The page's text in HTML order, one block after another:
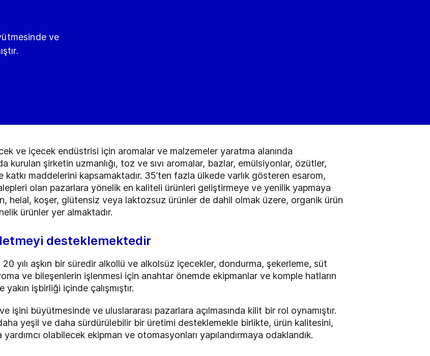
ve
ve içecek endüstrisi için aromalar ve malzemeler yaratma alanında
kurulan şirketin uzmanlığı, toz ve sıvı aromalar, bazlar, emülsiyonlar, özütler,
maddelerini kapsamaktadır. 35’ten fazla ülkede varlık gösteren esarom,
olan pazarlara yönelik en kaliteli ürünleri geliştirmeye ve yenilik yapmaya
helal, koşer, glütensiz veya laktozsuz ürünler de dahil olmak üzere, organik ürün
ürünler yer almaktadır.
desteklemektedir
yılı aşkın bir süredir alkollü ve alkolsüz içecekler, dondurma, şekerleme, süt
ve bileşenlerin işlenmesi için anahtar önemde ekipmanlar ve komple hatların
işbirliği içinde çalışmıştır.
işini büyütmesinde ve uluslararası pazarlara açılmasında kilit bir rol oynamıştır.
yeşil ve daha sürdürülebilir bir üretimi desteklemekle birlikte, ürün kalitesini,
olabilecek ekipman ve otomasyonları yapılandırmaya odaklandık.